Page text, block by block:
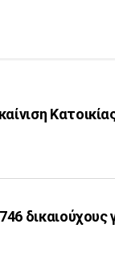
δικαιούχους